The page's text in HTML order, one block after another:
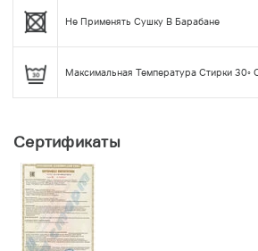
Не Применять Сушку В Барабане
Максимальная Температура Стирки 30◦
Сертификаты